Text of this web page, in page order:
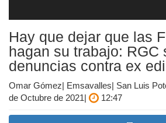
Hay que dejar que las
hagan su trabajo: RGC
denuncias contra ex
Omar Gómez| Emsavalles| San Luis
de Octubre de 2021|
12:47